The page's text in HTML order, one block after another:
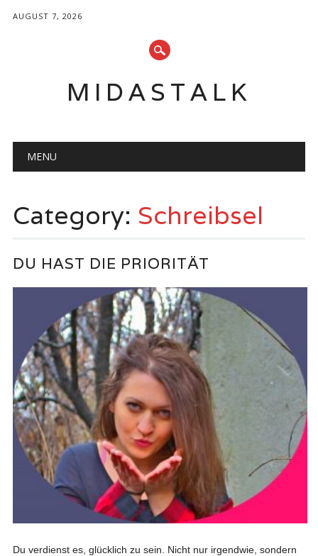
AUGUST 7, 2026
MIDASTALK
Main menu
MENU
Category: Schreibsel
DU HAST DIE PRIORITÄT
Du verdienst es, glücklich zu sein. Nicht nur irgendwie, sondern